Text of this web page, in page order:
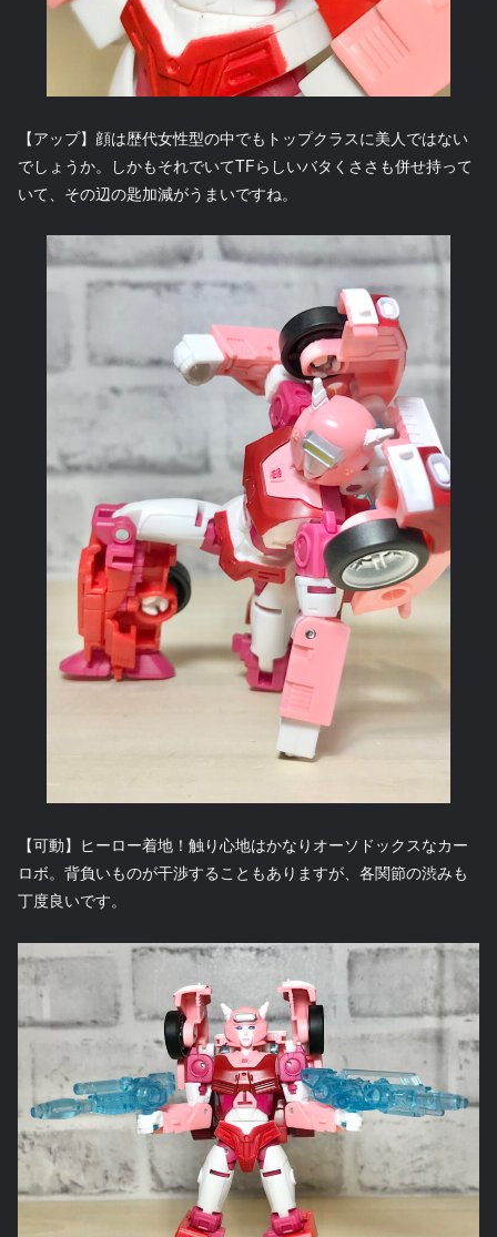
【アップ】顔は歴代女性型の中でもトップクラスに美人ではない
でしょうか。しかもそれでいてTFらしいバタくささも併せ持って
いて、その辺の匙加減がうまいですね。
【可動】ヒーロー着地！触り心地はかなりオーソドックスなカー
ロボ。背負いものが干渉することもありますが、各関節の渋みも
丁度良いです。